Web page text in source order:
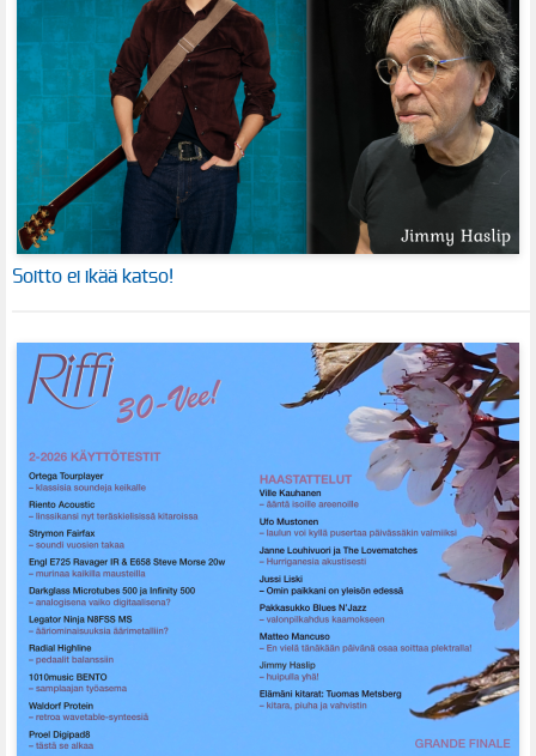
Soitto ei ikää katso!